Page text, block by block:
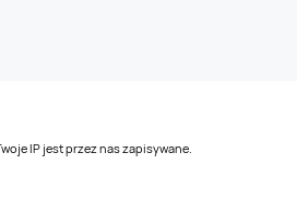
IP jest przez nas zapisywane.